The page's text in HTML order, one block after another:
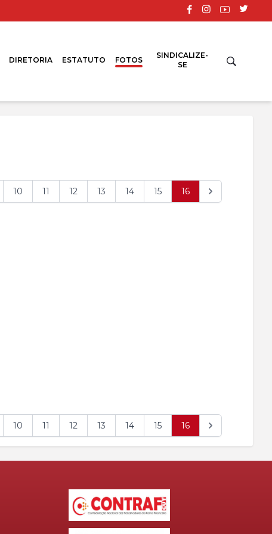
DIRETORIA ESTATUTO FOTOS
SINDICALIZE-
SE
10 11 12 13 14 15 16
10 11 12 13 14 15 16